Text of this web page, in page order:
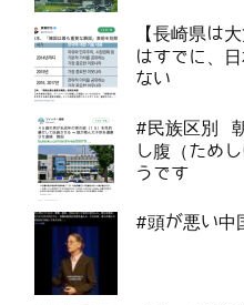
【長崎県は
はすでに、
ない
#民族区別
し腹（ため
うです
#頭が悪い